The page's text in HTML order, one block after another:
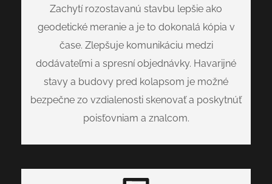
Zachytí rozostavanú stavbu lepšie ako
geodetické meranie a je to dokonalá kópia v
čase. Zlepšuje komunikáciu medzi
dodávateľmi a spresní objednávky. Havarijné
stavy a budovy pred kolapsom je možné
bezpečne zo vzdialenosti skenovať a poskytnúť
poisťovniam a znalcom.